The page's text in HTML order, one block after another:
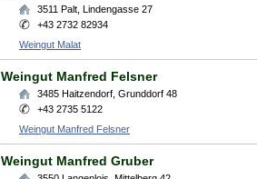
3511 Palt Lindengasse 27
+43 2732 82934
Weingut Malat
Weingut Manfred Felsner
3485 Haitzendorf Grunddorf 48
+43 2735 5122
Weingut Manfred Felsner
Weingut Manfred Gruber